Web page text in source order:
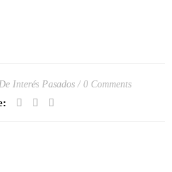
Interés Pasados 0 Comments